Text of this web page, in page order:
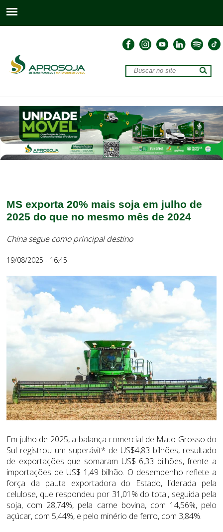
MS exporta 20% mais soja em julho de
2025 do que no mesmo mês de 2024
China segue como principal destino
19/08/2025 - 16:45
Em julho de 2025, a balança comercial de Mato Grosso do
Sul registrou um superávit* de US$4,83 bilhões, resultado
de exportações que somaram US$ 6,33 bilhões, frente a
importações de US$ 1,49 bilhão. O desempenho reflete a
força da pauta exportadora do Estado, liderada pela
celulose, que respondeu por 31,01% do total, seguida pela
soja, com 28,74%, pela carne bovina, com 14,56%, pelo
açúcar, com 5,44%, e pelo minério de ferro, com 3,84%.